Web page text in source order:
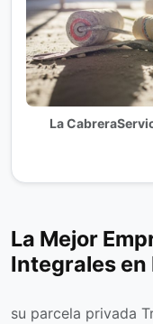
La
La Mejor
Integrales en
su parcela privada